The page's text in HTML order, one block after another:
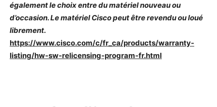
également le choix entre du matériel nouveau ou
d’occasion. Le matériel Cisco peut être revendu ou loué
librement.
https://www.cisco.com/c/fr_ca/products/warranty-
listing/hw-sw-relicensing-program-fr.html